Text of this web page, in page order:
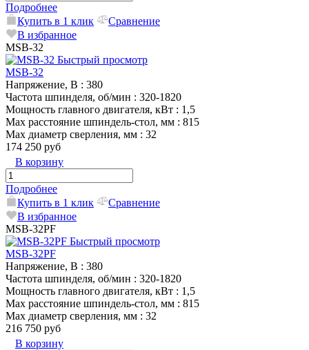
Подробнее
Купить в 1 клик
Сравнение
В избранное
MSB-32
Быстрый просмотр
MSB-32
Напряжение, В : 380
Частота шпинделя, об/мин : 320-1820
Мощность главного двигателя, кВт : 1,5
Max расстояние шпиндель-стол, мм : 815
Max диаметр сверления, мм : 32
174 250 руб
В корзину
Подробнее
Купить в 1 клик
Сравнение
В избранное
MSB-32PF
Быстрый просмотр
MSB-32PF
Напряжение, В : 380
Частота шпинделя, об/мин : 320-1820
Мощность главного двигателя, кВт : 1,5
Max расстояние шпиндель-стол, мм : 815
Max диаметр сверления, мм : 32
216 750 руб
В корзину